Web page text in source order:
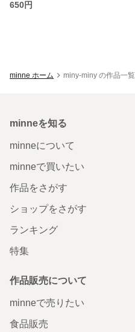
650円
minne ホーム miny-miny の作品一覧
minneを知る
minneについて
minneで買いたい
作品をさがす
ショップをさがす
ランキング
特集
作品販売について
minneで売りたい
食品販売